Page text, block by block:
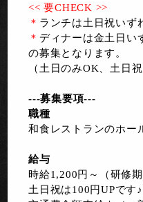
<< 要CHECK >>
＊ ランチは土日祝いず
＊ ディナーは金土日い
の募集となります。
（土日のみOK、土日
---募集要項---
職種
和食レストランのホー
給与
時給1,200円～（研修
土日祝は100円UPです♪